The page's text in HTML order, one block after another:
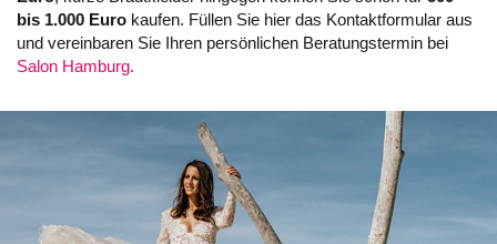
bis 1.000 Euro kaufen. Füllen Sie hier das Kontaktformular aus
und vereinbaren Sie Ihren persönlichen Beratungstermin bei
Salon Hamburg.